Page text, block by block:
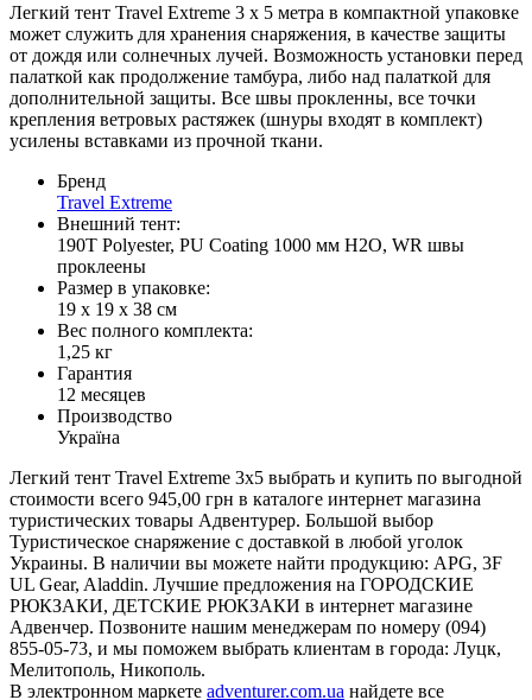
Легкий тент Travel Extreme 3 х 5 метра в компактной упаковке
может служить для хранения снаряжения, в качестве защиты
от дождя или солнечных лучей. Возможность установки перед
палаткой как продолжение тамбура, либо над палаткой для
дополнительной защиты. Все швы прокленны, все точки
крепления ветровых растяжек (шнуры входят в комплект)
усилены вставками из прочной ткани.
Бренд
Travel Extreme
Внешний тент:
190T Polyester, PU Coating 1000 мм H2O, WR швы
проклеены
Размер в упаковке:
19 х 19 х 38 см
Вес полного комплекта:
1,25 кг
Гарантия
12 месяцев
Производство
Україна
Легкий тент Travel Extreme 3х5 выбрать и купить по выгодной
стоимости всего 945,00 грн в каталоге интернет магазина
туристических товары Адвентурер. Большой выбор
Туристическое снаряжение с доставкой в любой уголок
Украины. В наличии вы можете найти продукцию: APG, 3F
UL Gear, Aladdin. Лучшие предложения на ГОРОДСКИЕ
РЮКЗАКИ, ДЕТСКИЕ РЮКЗАКИ в интернет магазине
Адвенчер. Позвоните нашим менеджерам по номеру (094)
855-05-73, и мы поможем выбрать клиентам в города: Луцк,
Мелитополь, Никополь.
В электронном маркете adventurer.com.ua найдете все